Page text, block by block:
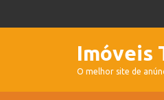
Imóveis
O melhor site de